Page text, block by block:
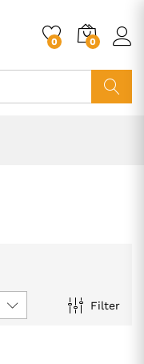
0 0
Filter